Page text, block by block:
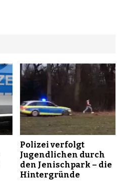
Polizei verfolgt
Jugendlichen durch
den Jenischpark – die
Hintergründe